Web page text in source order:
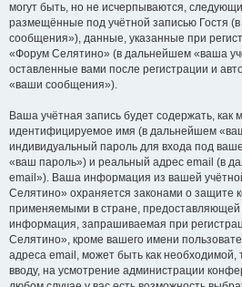
могут быть, но не исчерпываются,
размещённые под учётной записью Гостя
сообщения»), данные, указанные при
«Форум Селятино» (в дальнейшем «ваша
оставленные вами после регистрации и
«ваши сообщения»).
Ваша учётная запись будет содержать, как
идентифицируемое имя (в дальнейшем
индивидуальный пароль для входа под
«ваш пароль») и реальный адрес email (в
email»). Ваша информация из вашей
Селятино» охраняется законами о защите
применяемыми в стране, предоставляющей
информация, запрашиваемая при
Селятино», кроме вашего имени
адреса email, может быть как необходимой,
вводу, на усмотрение администрации